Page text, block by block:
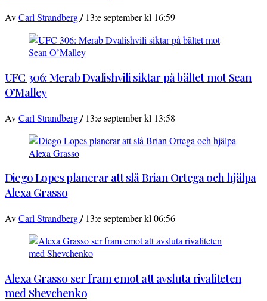
AvCarl Strandberg/ 13:e september kl 16:59
UFC 306: Merab Dvalishvili siktar på bältet mot Sean
O’Malley
AvCarl Strandberg/ 13:e september kl 13:58
Diego Lopes planerar att slå Brian Ortega och hjälpa
Alexa Grasso
AvCarl Strandberg/ 13:e september kl 06:56
Alexa Grasso ser fram emot att avsluta rivaliteten
med Shevchenko